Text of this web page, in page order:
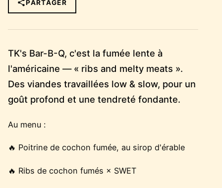
PARTAGER
TK's Bar-B-Q, c'est la fumée lente à
l'américaine — « ribs and melty meats ».
Des viandes travaillées low & slow, pour un
goût profond et une tendreté fondante.
Au menu :
🔥 Poitrine de cochon fumée, au sirop d'érable
🔥 Ribs de cochon fumés × SWET